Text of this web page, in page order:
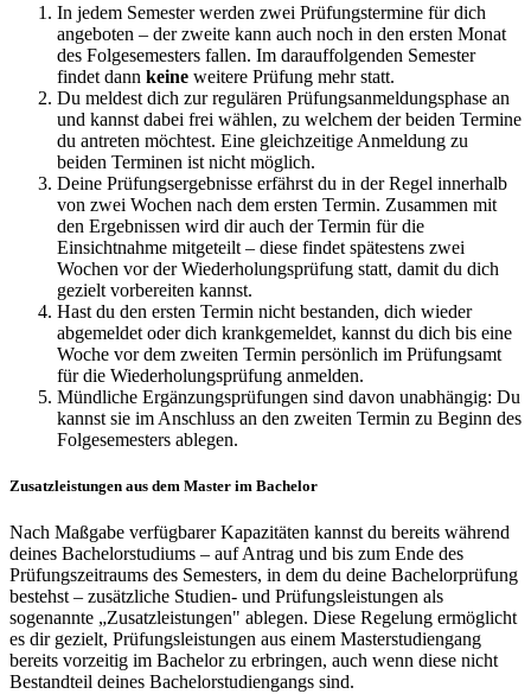
In jedem Semester werden zwei Prüfungstermine für dich
angeboten – der zweite kann auch noch in den ersten Monat
des Folgesemesters fallen. Im darauffolgenden Semester
findet dann keine weitere Prüfung mehr statt.
Du meldest dich zur regulären Prüfungsanmeldungsphase an
und kannst dabei frei wählen, zu welchem der beiden Termine
du antreten möchtest. Eine gleichzeitige Anmeldung zu
beiden Terminen ist nicht möglich.
Deine Prüfungsergebnisse erfährst du in der Regel innerhalb
von zwei Wochen nach dem ersten Termin. Zusammen mit
den Ergebnissen wird dir auch der Termin für die
Einsichtnahme mitgeteilt – diese findet spätestens zwei
Wochen vor der Wiederholungsprüfung statt, damit du dich
gezielt vorbereiten kannst.
Hast du den ersten Termin nicht bestanden, dich wieder
abgemeldet oder dich krankgemeldet, kannst du dich bis eine
Woche vor dem zweiten Termin persönlich im Prüfungsamt
für die Wiederholungsprüfung anmelden.
Mündliche Ergänzungsprüfungen sind davon unabhängig: Du
kannst sie im Anschluss an den zweiten Termin zu Beginn des
Folgesemesters ablegen.
Zusatzleistungen aus dem Master im Bachelor
Nach Maßgabe verfügbarer Kapazitäten kannst du bereits während
deines Bachelorstudiums – auf Antrag und bis zum Ende des
Prüfungszeitraums des Semesters, in dem du deine Bachelorprüfung
bestehst – zusätzliche Studien- und Prüfungsleistungen als
sogenannte „Zusatzleistungen" ablegen. Diese Regelung ermöglicht
es dir gezielt, Prüfungsleistungen aus einem Masterstudiengang
bereits vorzeitig im Bachelor zu erbringen, auch wenn diese nicht
Bestandteil deines Bachelorstudiengangs sind.